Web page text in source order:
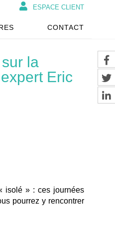
ESPACE CLIENT
CONTACT
la
Eric
isolé » : ces journées
pourrez y rencontrer